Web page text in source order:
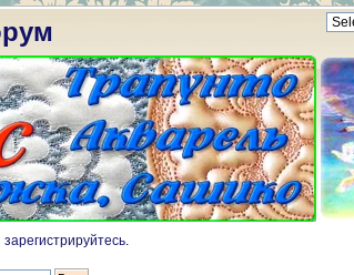
зарегистрируйтесь